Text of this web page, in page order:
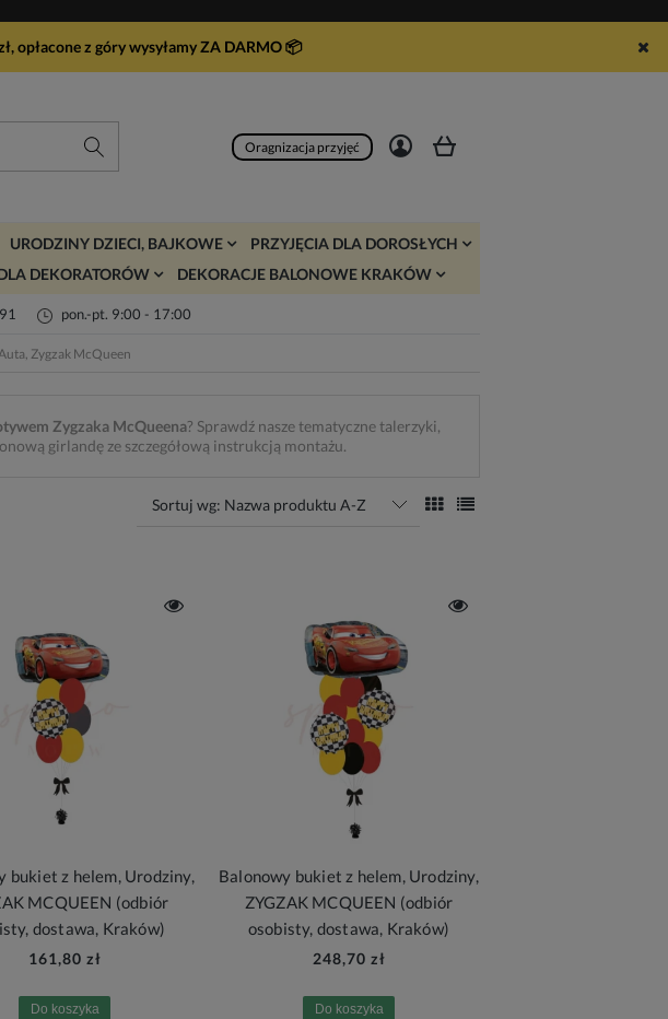
opłacone z góry wysyłamy ZA DARMO📦
Oragnizacja przyjęć
URODZINY DZIECI, BAJKOWE
PRZYJĘCIA DLA DOROSŁYCH
DEKORATORÓW DEKORACJE BALONOWE KRAKÓW
pon.-pt. 9:00 - 17:00
Zygzak McQueen
Zygzaka McQueena? Sprawdź nasze tematyczne talerzyki,
girlandę ze szczegółową instrukcją montażu.
Sortuj wg: Nazwa produktu A-Z
bukiet z helem, Urodziny,
MCQUEEN (odbiór
dostawa, Kraków)
161,80 zł
Do koszyka
Balonowy bukiet z helem, Urodziny,
ZYGZAK MCQUEEN (odbiór
osobisty, dostawa, Kraków)
248,70 zł
Do koszyka